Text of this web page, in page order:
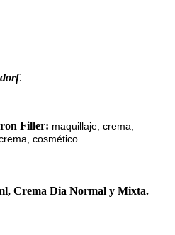
.
Filler: maquillaje, crema,
cosmético.
Crema Dia Normal y Mixta.